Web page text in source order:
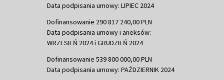
Data podpisania umowy: LIPIEC 2024
Dofinansowanie 290 817 240,00 PLN
Data podpisania umowy i aneksów:
WRZESIEŃ 2024 i GRUDZIEŃ 2024
Dofinansowanie 539 800 000,00 PLN
Data podpisania umowy: PAŹDZIERNIK 2024